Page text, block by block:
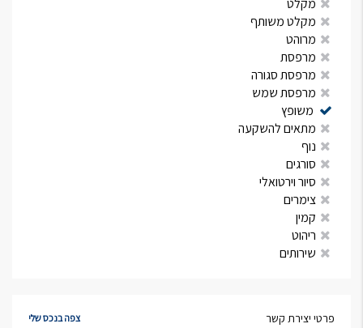
מקלט
מקלט משותף
מרוהט
מרפסת
מרפסת סגורה
מרפסת שמש
משופץ
מתאים להשקעה
נוף
סורגים
סיור וירטואלי
צימרים
קמין
ריהוט
שירותים
פרטי יצירת קשר צפה בנכס שלי